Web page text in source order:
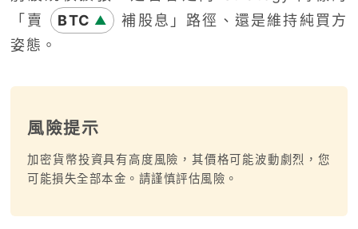
「賣
BTC ▲
補股息」路徑、還是維持純買方
姿態。
風險提示
加密貨幣投資具有高度風險，其價格可能波動劇烈，您
可能損失全部本金。請謹慎評估風險。